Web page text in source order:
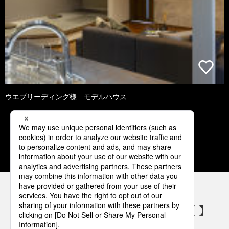
ウエブリーディング様 モデルハウス
1 2 3 4 5
パナソニックの電気設備 SNSアカウント